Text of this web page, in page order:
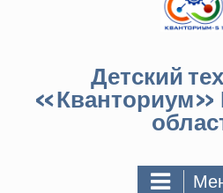
Детский
«Кванториум»